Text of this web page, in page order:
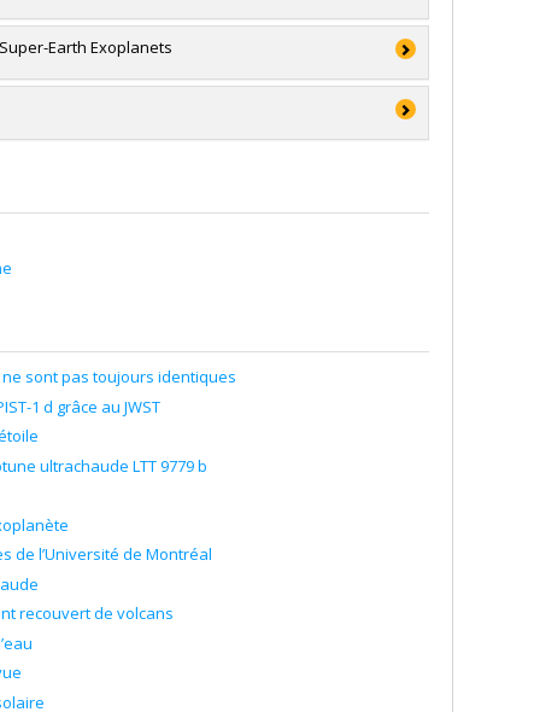
génie du Canada (CRSNG)
la collaboration et l'expérience en recherche
(FQRNT)
d'équipement la première année)
Earth Exoplanets
du Canada (CRSNG)
(FQRNT)
sont pas toujours identiques
1 d grâce au JWST
ultrachaude LTT 9779 b
de l’Université de Montréal
recouvert de volcans